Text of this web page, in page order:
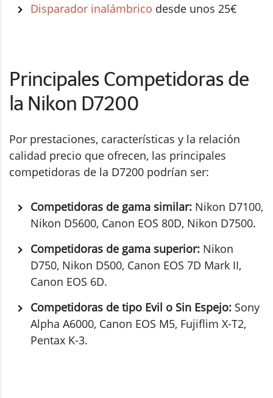
Disparador inalámbrico desde unos 25€
Principales Competidoras de
la Nikon D7200
Por prestaciones, características y la relación
calidad precio que ofrecen, las principales
competidoras de la D7200 podrían ser:
Competidoras de gama similar: Nikon D7100,
Nikon D5600, Canon EOS 80D, Nikon D7500.
Competidoras de gama superior: Nikon
D750, Nikon D500, Canon EOS 7D Mark II,
Canon EOS 6D.
Competidoras de tipo Evil o Sin Espejo: Sony
Alpha A6000, Canon EOS M5, Fujiflim X-T2,
Pentax K-3.